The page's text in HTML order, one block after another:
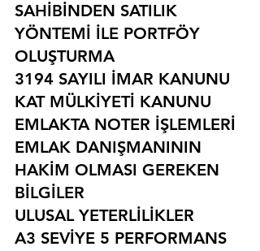
SAHİBİNDEN SATILIK
YÖNTEMİ İLE PORTFÖY
OLUŞTURMA
3194 SAYILI İMAR KANUNU
KAT MÜLKİYETİ KANUNU
EMLAKTA NOTER İŞLEMLERİ
EMLAK DANIŞMANININ
HAKİM OLMASI GEREKEN
BİLGİLER
ULUSAL YETERLİLİKLER
A3 SEVİYE 5 PERFORMANS